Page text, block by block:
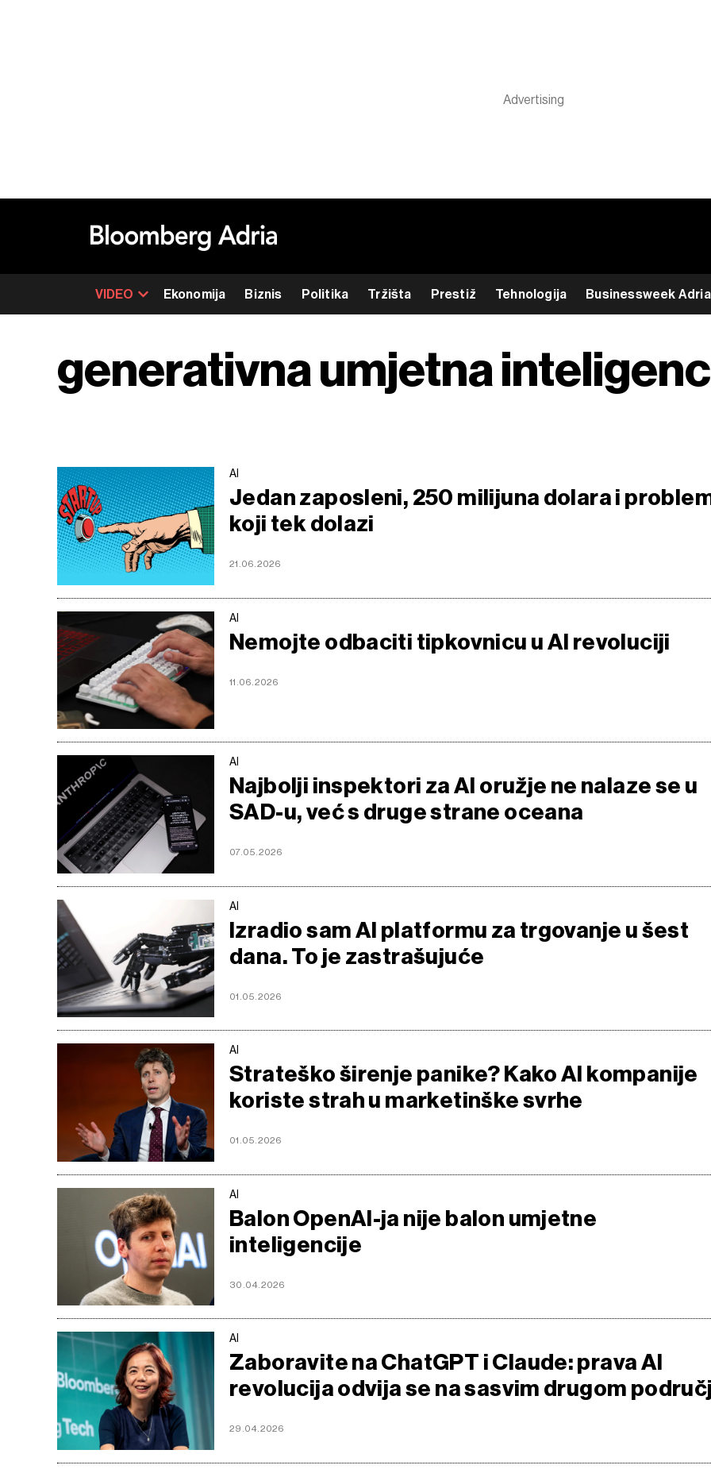
VIDEO Ekonomija Biznis Politika Tržišta Prestiž Tehnologija Businessweek Adria
generativna umjetna
AI
Jedan zaposleni, 250 milijuna dolara i
koji tek dolazi
21.06.2026
AI
Nemojte odbaciti tipkovnicu u AI revoluciji
11.06.2026
AI
Najbolji inspektori za AI oružje ne nalaze se u
SAD-u, već s druge strane oceana
07.05.2026
AI
Izradio sam AI platformu za trgovanje u šest
dana. To je zastrašujuće
01.05.2026
AI
Strateško širenje panike? Kako AI kompanije
koriste strah u marketinške svrhe
01.05.2026
AI
Balon OpenAI-ja nije balon umjetne
inteligencije
30.04.2026
AI
Zaboravite na ChatGPT i Claude: prava AI
revolucija odvija se na sasvim drugom
29.04.2026